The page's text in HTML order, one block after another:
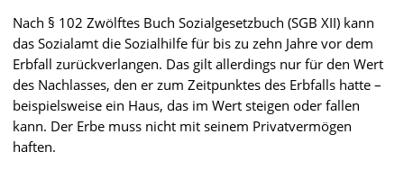
Nach § 102 Zwölftes Buch Sozialgesetzbuch (SGB XII) kann
das Sozialamt die Sozialhilfe für bis zu zehn Jahre vor dem
Erbfall zurückverlangen. Das gilt allerdings nur für den Wert
des Nachlasses, den er zum Zeitpunktes des Erbfalls hatte –
beispielsweise ein Haus, das im Wert steigen oder fallen
kann. Der Erbe muss nicht mit seinem Privatvermögen
haften.